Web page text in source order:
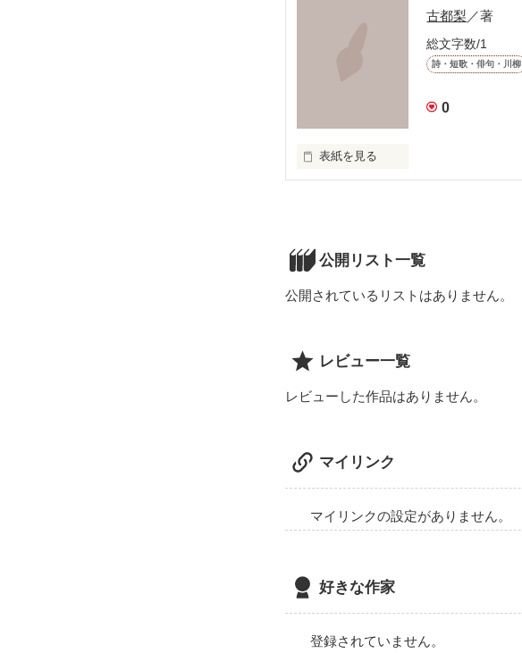
古都梨／著
総文字数/1
詩・短歌・俳句・川柳
0
表紙を見る
想いを紡いで。
公開リスト一覧
公開されているリストはありません。
レビュー一覧
レビューした作品はありません。
マイリンク
マイリンクの設定がありません。
好きな作家
登録されていません。